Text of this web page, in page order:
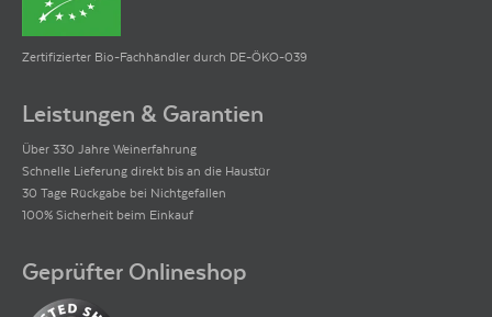
Zertifizierter Bio-Fachhändler durch DE-ÖKO-039
Leistungen & Garantien
Über 330 Jahre Weinerfahrung
Schnelle Lieferung direkt bis an die Haustür
30 Tage Rückgabe bei Nichtgefallen
100% Sicherheit beim Einkauf
Geprüfter Onlineshop